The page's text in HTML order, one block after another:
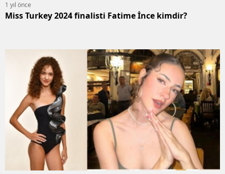
1 yıl önce
Miss Turkey 2024 finalisti Fatime İnce kimdir?